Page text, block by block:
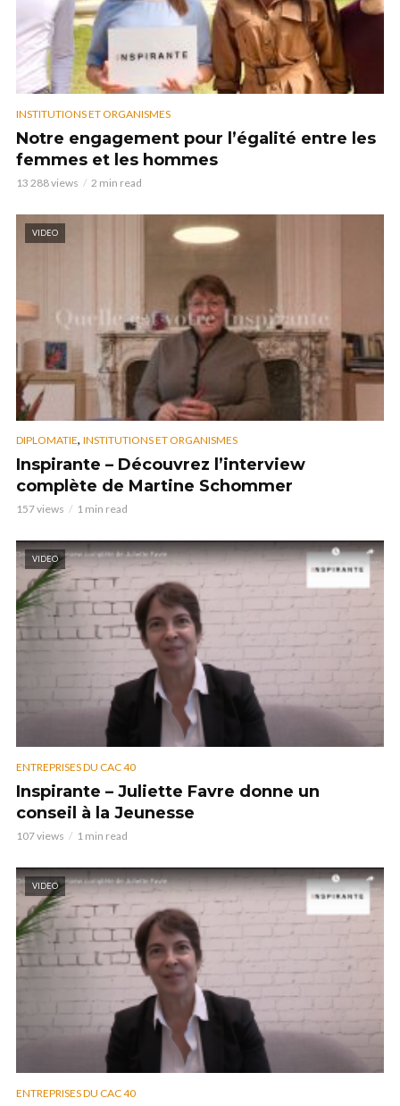
INSTITUTIONS ET ORGANISMES
Notre engagement pour l’égalité entre les
femmes et les hommes
13 288 views 2 min read
VIDEO
DIPLOMATIE, INSTITUTIONS ET ORGANISMES
Inspirante – Découvrez l’interview
complète de Martine Schommer
157 views 1 min read
VIDEO
ENTREPRISES DU CAC 40
Inspirante – Juliette Favre donne un
conseil à la Jeunesse
107 views 1 min read
VIDEO
ENTREPRISES DU CAC 40